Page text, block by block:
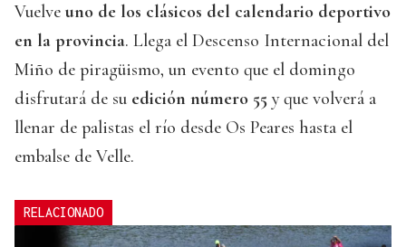
Vuelve uno de los clásicos del calendario deportivo
en la provincia. Llega el Descenso Internacional del
Miño de piragüismo, un evento que el domingo
disfrutará de su edición número 55 y que volverá a
llenar de palistas el río desde Os Peares hasta el
embalse de Velle.
RELACIONADO